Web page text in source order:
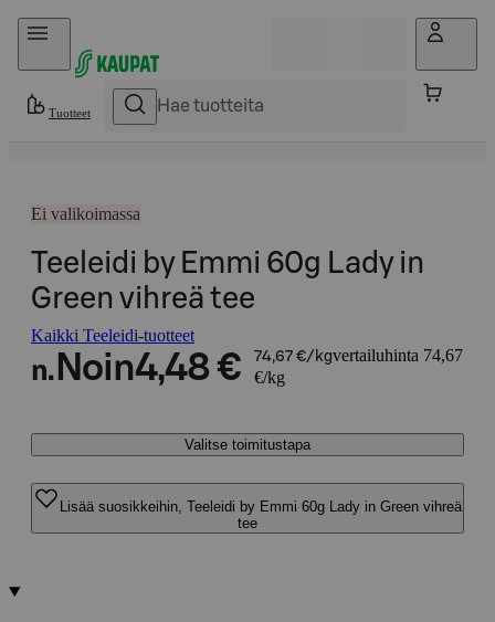
Hyppää sisältöön
Tuotteet
Ei valikoimassa
Teeleidi by Emmi 60g Lady in
Green vihreä tee
Kaikki Teeleidi-tuotteet
n. Noin4,48 € 74,67 €/kgvertailuhinta 74,67
€/kg
Valitse toimitustapa
Lisää suosikkeihin, Teeleidi by Emmi 60g Lady in Green vihreä
tee